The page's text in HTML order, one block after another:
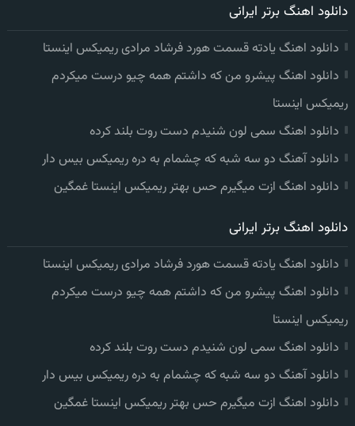
دانلود اهنگ برتر ایرانی
دانلود اهنگ یادته قسمت هورد فرشاد مرادی ریمیکس اینستا
دانلود اهنگ پیشرو من که داشتم همه چیو درست میکردم
ریمیکس اینستا
دانلود اهنگ سمی لون شنیدم دست روت بلند کرده
دانلود آهنگ دو سه شبه که چشمام به دره ریمیکس بیس دار
دانلود اهنگ ازت میگیرم حس بهتر ریمیکس اینستا غمگین
دانلود اهنگ برتر ایرانی
دانلود اهنگ یادته قسمت هورد فرشاد مرادی ریمیکس اینستا
دانلود اهنگ پیشرو من که داشتم همه چیو درست میکردم
ریمیکس اینستا
دانلود اهنگ سمی لون شنیدم دست روت بلند کرده
دانلود آهنگ دو سه شبه که چشمام به دره ریمیکس بیس دار
دانلود اهنگ ازت میگیرم حس بهتر ریمیکس اینستا غمگین